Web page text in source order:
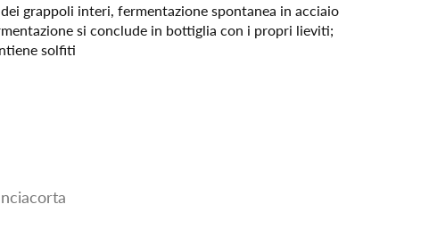
grappoli interi, fermentazione spontanea in acciaio
si conclude in bottiglia con i propri lieviti;
solfiti